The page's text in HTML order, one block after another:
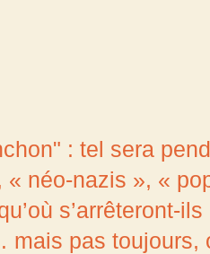
: tel sera
« néo-nazis », «
s’arrêteront-ils
mais pas toujours,